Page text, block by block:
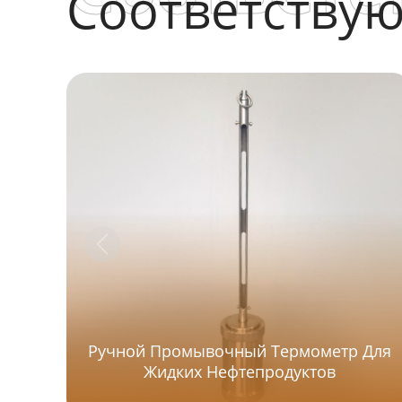
Ручной Промывочный Термометр Для
Жидких Нефтепродуктов